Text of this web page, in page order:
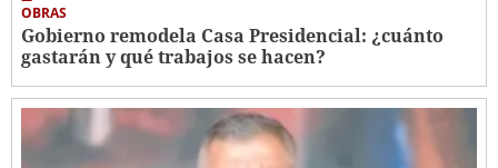
OBRAS
Gobierno remodela Casa Presidencial: ¿cuánto
gastarán y qué trabajos se hacen?